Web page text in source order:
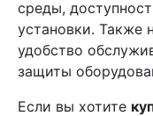
среды,
установки. Также
удобство
защиты
Если вы хотите